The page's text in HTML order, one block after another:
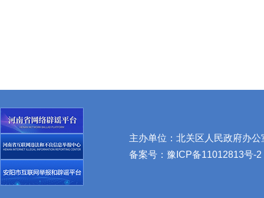
主办单位：北关区人民政府办
备案号： 豫ICP备11012813号-2